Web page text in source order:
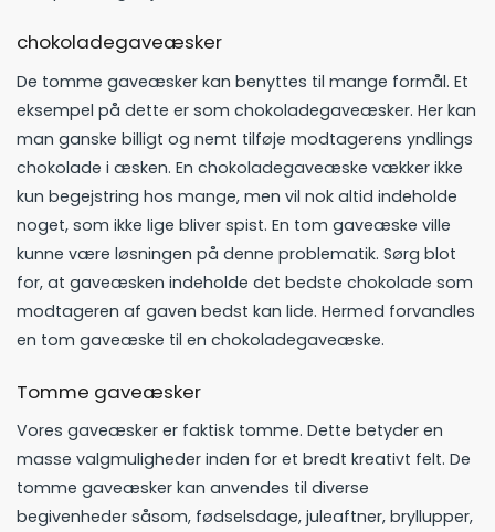
chokoladegaveæsker
De tomme gaveæsker kan benyttes til mange formål. Et
eksempel på dette er som chokoladegaveæsker. Her kan
man ganske billigt og nemt tilføje modtagerens yndlings
chokolade i æsken. En chokoladegaveæske vækker ikke
kun begejstring hos mange, men vil nok altid indeholde
noget, som ikke lige bliver spist. En tom gaveæske ville
kunne være løsningen på denne problematik. Sørg blot
for, at gaveæsken indeholde det bedste chokolade som
modtageren af gaven bedst kan lide. Hermed forvandles
en tom gaveæske til en chokoladegaveæske.
Tomme gaveæsker
Vores gaveæsker er faktisk tomme. Dette betyder en
masse valgmuligheder inden for et bredt kreativt felt. De
tomme gaveæsker kan anvendes til diverse
begivenheder såsom, fødselsdage, juleaftner, bryllupper,